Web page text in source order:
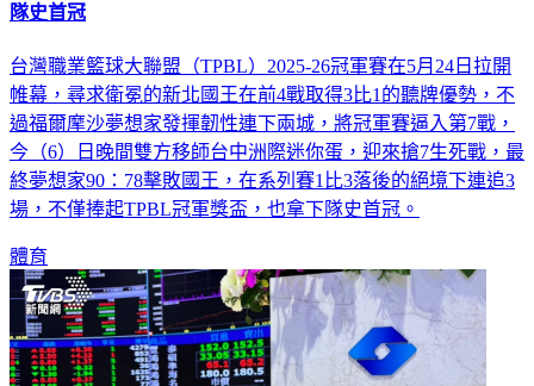
隊史首冠
台灣職業籃球大聯盟（TPBL）2025-26冠軍賽在5月24日拉開
帷幕，尋求衛冕的新北國王在前4戰取得3比1的聽牌優勢，不
過福爾摩沙夢想家發揮韌性連下兩城，將冠軍賽逼入第7戰，
今（6）日晚間雙方移師台中洲際迷你蛋，迎來搶7生死戰，最
終夢想家90：78擊敗國王，在系列賽1比3落後的絕境下連追3
場，不僅捧起TPBL冠軍獎盃，也拿下隊史首冠。
體育